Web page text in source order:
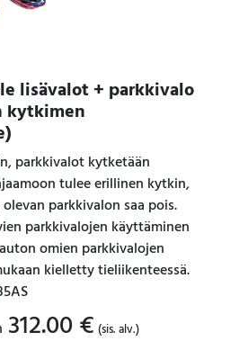
lisävalot + parkkivalo
kytkimen
parkkivalot kytketään
tulee erillinen kytkin,
parkkivalon saa pois.
parkkivalojen käyttäminen
omien parkkivalojen
kielletty tieliikenteessä.
312.00 € (sis. alv.)